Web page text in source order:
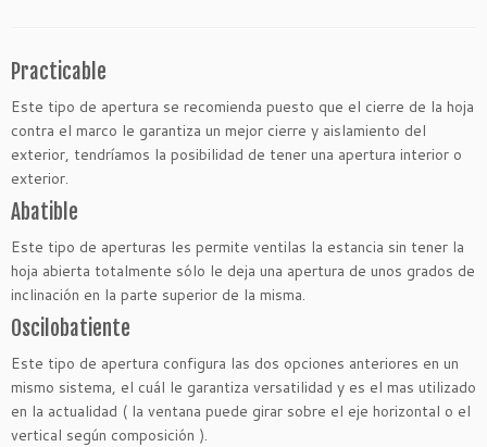
Practicable
Este tipo de apertura se recomienda puesto que el cierre de la hoja
contra el marco le garantiza un mejor cierre y aislamiento del
exterior, tendríamos la posibilidad de tener una apertura interior o
exterior.
Abatible
Este tipo de aperturas les permite ventilas la estancia sin tener la
hoja abierta totalmente sólo le deja una apertura de unos grados de
inclinación en la parte superior de la misma.
Oscilobatiente
Este tipo de apertura configura las dos opciones anteriores en un
mismo sistema, el cuál le garantiza versatilidad y es el mas utilizado
en la actualidad ( la ventana puede girar sobre el eje horizontal o el
vertical según composición ).